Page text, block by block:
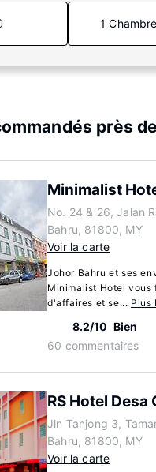
1
près
Minimalist
No. 24 & 26, Jalan
Bahru, 81800, MY
Voir la carte
Johor Bahru et ses
Minimalist Hotel
d'affaires et se... Plus
8.2/10 Bien
60 commentaires
RS Hotel
Jln Tanjong 3,
Bahru, 81800, MY
Voir la carte